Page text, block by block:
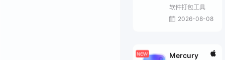
软件打包工具
2026-08-08
Mercury